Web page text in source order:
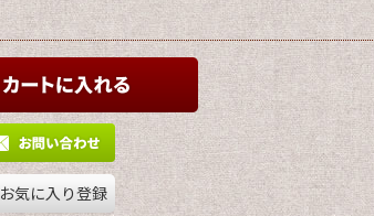
お気に入り登録